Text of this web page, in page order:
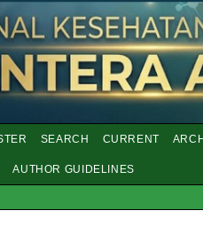
SEARCH CURRENT
AUTHOR GUIDELINES